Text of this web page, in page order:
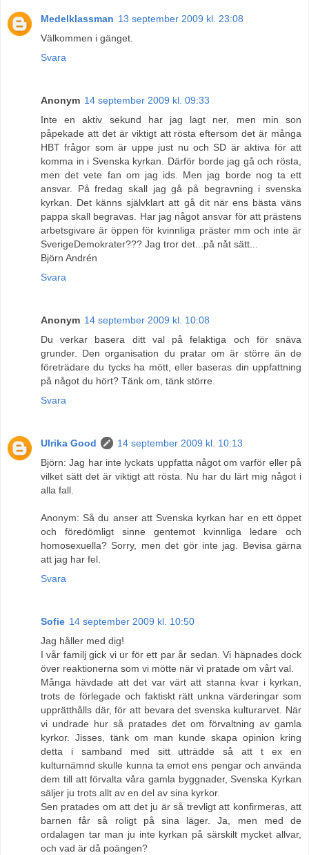
Medelklassman 13 september 2009 kl. 23:08
Välkommen i gänget.
Svara
Anonym 14 september 2009 kl. 09:33
Inte en aktiv sekund har jag lagt ner, men min son
påpekade att det är viktigt att rösta eftersom det är många
HBT frågor som är uppe just nu och SD är aktiva för att
komma in i Svenska kyrkan. Därför borde jag gå och rösta,
men det vete fan om jag ids. Men jag borde nog ta ett
ansvar. På fredag skall jag gå på begravning i svenska
kyrkan. Det känns självklart att gå dit när ens bästa väns
pappa skall begravas. Har jag något ansvar för att prästens
arbetsgivare är öppen för kvinnliga präster mm och inte är
SverigeDemokrater??? Jag tror det...på nåt sätt...
Björn Andrén
Svara
Anonym 14 september 2009 kl. 10:08
Du verkar basera ditt val på felaktiga och för snäva
grunder. Den organisation du pratar om är större än de
företrädare du tycks ha mött, eller baseras din uppfattning
på något du hört? Tänk om, tänk större.
Svara
Ulrika Good
14 september 2009 kl. 10:13
Björn: Jag har inte lyckats uppfatta något om varför eller på
vilket sätt det är viktigt att rösta. Nu har du lärt mig något i
alla fall.
Anonym: Så du anser att Svenska kyrkan har en ett öppet
och föredömligt sinne gentemot kvinnliga ledare och
homosexuella? Sorry, men det gör inte jag. Bevisa gärna
att jag har fel.
Svara
Sofie 14 september 2009 kl. 10:50
Jag håller med dig!
I vår familj gick vi ur för ett par år sedan. Vi häpnades dock
över reaktionerna som vi mötte när vi pratade om vårt val.
Många hävdade att det var värt att stanna kvar i kyrkan,
trots de förlegade och faktiskt rätt unkna värderingar som
upprätthålls där, för att bevara det svenska kulturarvet. När
vi undrade hur så pratades det om förvaltning av gamla
kyrkor. Jisses, tänk om man kunde skapa opinion kring
detta i samband med sitt utträdde så att t ex en
kulturnämnd skulle kunna ta emot ens pengar och använda
dem till att förvalta våra gamla byggnader, Svenska Kyrkan
säljer ju trots allt av en del av sina kyrkor.
Sen pratades om att det ju är så trevligt att konfirmeras, att
barnen får så roligt på sina läger. Ja, men med de
ordalagen tar man ju inte kyrkan på särskilt mycket allvar,
och vad är då poängen?